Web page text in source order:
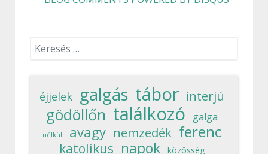
Keresés...
éjjelek galgás tábor interjú
gödöllőn találkozó galga
nélkül avagy nemzedék ferenc
katolikus napok közösség